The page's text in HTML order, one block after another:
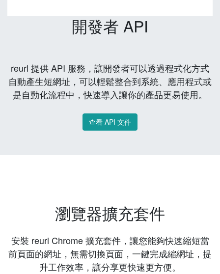
開發者 API
reurl 提供 API 服務，讓開發者可以透過程式化方式
自動產生短網址，可以輕鬆整合到系統、應用程式或
是自動化流程中，快速導入讓你的產品更易使用。
查看 API 文件
瀏覽器擴充套件
安裝 reurl Chrome 擴充套件，讓您能夠快速縮短當
前頁面的網址，無需切換頁面，一鍵完成縮網址，提
升工作效率，讓分享更快速更方便。